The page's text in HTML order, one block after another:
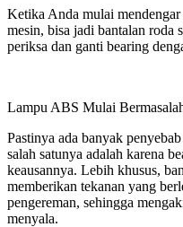
Ketika Anda mulai
mesin, bisa jadi bantalan roda
periksa dan ganti bearing
Lampu ABS Mulai
Pastinya ada banyak
salah satunya adalah karena
keausannya. Lebih khusus,
memberikan tekanan yang
pengereman, sehingga
menyala.